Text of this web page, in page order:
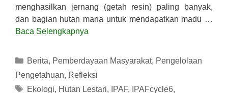
menghasilkan jernang (getah resin) paling banyak,
dan bagian hutan mana untuk mendapatkan madu …
Baca Selengkapnya
Kategori
Berita, Pemberdayaan Masyarakat, Pengelolaan
Pengetahuan, Refleksi
Tag
Ekologi, Hutan Lestari, IPAF, IPAFcycle6,